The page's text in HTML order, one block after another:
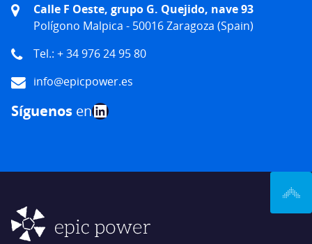
Calle F Oeste, grupo G. Quejido, nave 93
Polígono Malpica - 50016 Zaragoza (Spain)
Tel.: + 34 976 24 95 80
info@epicpower.es
Síguenos enLinkedIn